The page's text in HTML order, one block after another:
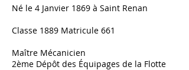
Né le 4 Janvier 1869 à Saint Renan
Classe 1889 Matricule 661
Maître Mécanicien
2ème Dépôt des Équipages de la Flotte